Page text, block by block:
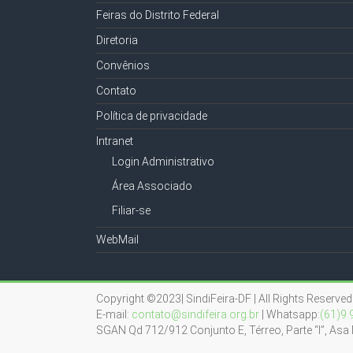
Feiras do Distrito Federal
Diretoria
Convênios
Contato
Política de privacidade
Intranet
Login Administrativo
Área Associado
Filiar-se
WebMail
Copyright ©2023| SindiFeira-DF | All Rights Reserved
E-mail: contato@sindifeira.org.br | Whatsapp:
SGAN Qd 712/912 Conjunto E, Térreo, Parte “I”,